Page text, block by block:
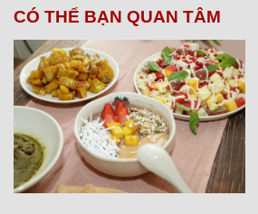
CÓ THỂ BẠN QUAN TÂM